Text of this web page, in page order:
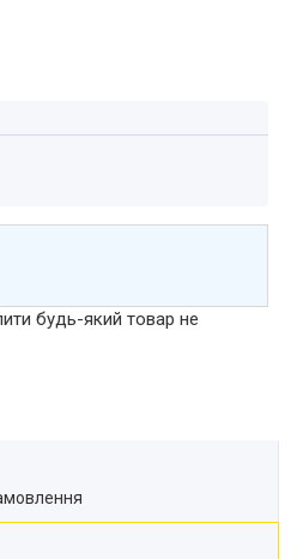
будь-який товар не